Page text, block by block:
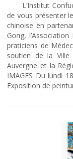
L’Institut
de vous présenter
chinoise en
Gong,
praticiens de
soutien de la Ville
Auvergne et la
IMAGES Du lundi
Exposition de